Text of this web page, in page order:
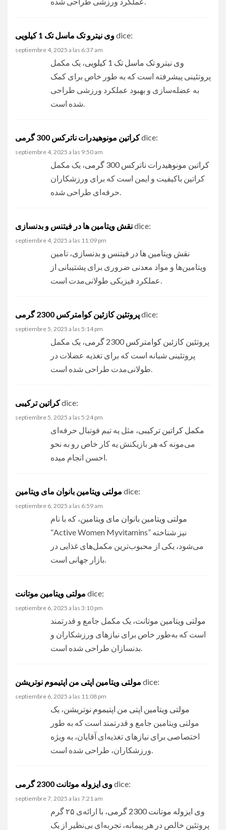
وی نیترو تک ماسل تک 1 کیلوییdice:
septiembre 4, 2025 a las 6:37 am
وی نیترو تک ماسل تک 1 کیلویی
، یک مکمل
پروتئینی پیشرفته است که به طور خاص برای کمک
به عضله‌سازی و بهبود عملکرد ورزشی طراحی
شده است.
کراتین مونوهیدرات ناترکس 300 گرمیdice:
septiembre 4, 2025 a las 9:50 am
کراتین مونوهیدرات ناترکس 300 گرمی
، یک مکمل
کراتین باکیفیت و ایمن است که برای ورزشکاران
حرفه‌ای طراحی شده.
نقش ویتامین‌ ها در فیتنس و بدنسازیdice:
septiembre 4, 2025 a las 11:09 pm
نقش ویتامین‌ ها در فیتنس و بدنسازی، تامین
ویتامین‌ها و مواد معدنی ضروری برای پشتیبانی از
عملکرد فیزیکی طولانی‌مدت است.
پروتئین کازئین کوامترکس 2300 گرمیdice:
septiembre 5, 2025 a las 5:14 pm
پروتئین کازئین کوامترکس 2300 گرمی
، یک مکمل
پروتئینی شبانه است که برای تغذیه عضلات در
طولانی‌مدت طراحی شده است.
کراتین ترکیبیdice:
septiembre 5, 2025 a las 5:24 pm
مکمل کراتین ترکیبی، مثل یه تیم فوتبال حرفه‌ای
می‌مونه که هر بازیکنش یه کار خاص رو به نحو
احسن انجام میده.
مولتی ویتامین بانوان مای ویتامین dice:
septiembre 6, 2025 a las 6:59 am
مولتی ویتامین بانوان مای ویتامین، که با نام
“Active Women Myvitamins” نیز شناخته
می‌شود، یکی از محبوب‌ترین مکمل‌های غذایی در
بازار جهانی است.
مولتی ویتامین موتانت dice:
septiembre 6, 2025 a las 3:10 pm
مولتی ویتامین موتانت، یک مکمل جامع و قدرتمند
است که به‌طور خاص برای نیازهای ورزشکاران و
بدنسازان طراحی شده است.
مولتی ویتامین اپتی من اپتیموم نوتریشن dice:
septiembre 6, 2025 a las 11:08 pm
مولتی ویتامین اپتی من اپتیموم نوتریشن، یک
مولتی ویتامین جامع و قدرتمند است که به طور
اختصاصی برای نیازهای تغذیه‌ای آقایان، به ویژه
ورزشکاران، طراحی شده است.
وی ایزوله موتانت 2300 گرمیdice:
septiembre 7, 2025 a las 7:21 am
وی ایزوله موتانت 2300 گرمی
، با ارائه‌ی ۲۵ گرم
پروتئین خالص در هر پیمانه، تجربه‌ای بی‌نظیر از یک